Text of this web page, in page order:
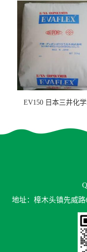
EV150 日本三井化
Q
地址：樟木头镇先威